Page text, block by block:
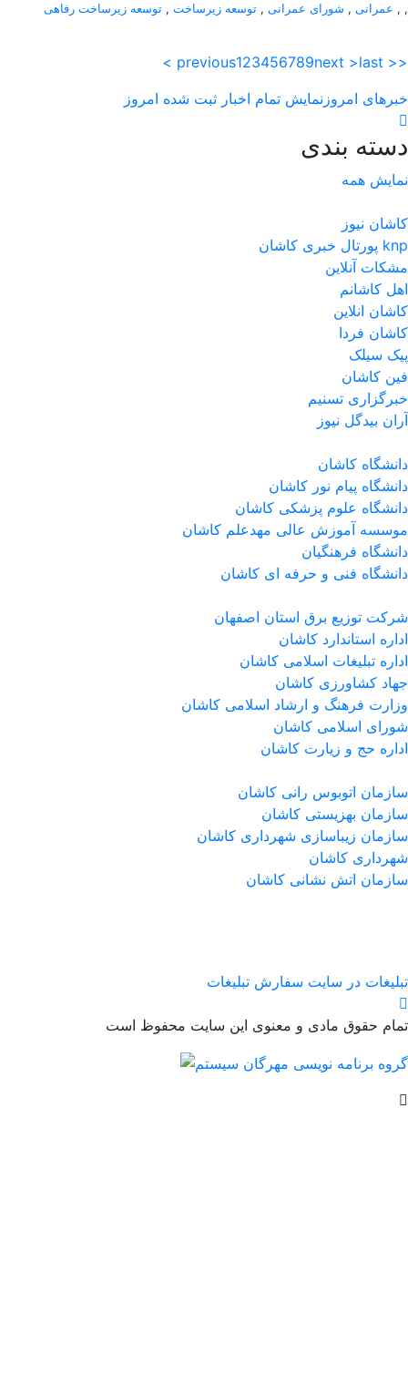
, عمرانی , شورای عمرانی , توسعه زیرساخت , توسعه زیرساخت رفاهی ,
< previous123456789next >last >>
خبرهای امروز نمایش تمام اخبار ثبت شده امروز
دسته بندی
نمایش همه
کاشان نیوز
پورتال خبری كاشان knp
مشکات آنلاین
اهل کاشانم
کاشان انلاین
کاشان فردا
پیک سیلک
فین کاشان
خبرگزاری تسنیم
آران بیدگل نیوز
دانشگاه کاشان
دانشگاه پیام نور کاشان
دانشگاه علوم پزشکی کاشان
موسسه آموزش عالی مهدعلم کاشان
دانشگاه فرهنگیان
دانشگاه فنی و حرفه ای کاشان
شرکت توزیع برق استان اصفهان
اداره استاندارد كاشان
اداره تبلیغات اسلامی کاشان
جهاد کشاورزی کاشان
وزارت فرهنگ و ارشاد اسلامی کاشان
شورای اسلامی کاشان
اداره حج و زیارت کاشان
سازمان اتوبوس رانی کاشان
سازمان بهزیستی کاشان
سازمان زیباسازی شهرداری کاشان
شهرداری کاشان
سازمان اتش نشانی کاشان
تبلیغات در سایت سفارش تبلیغات
تمام حقوق مادی و معنوی این سایت محفوظ است